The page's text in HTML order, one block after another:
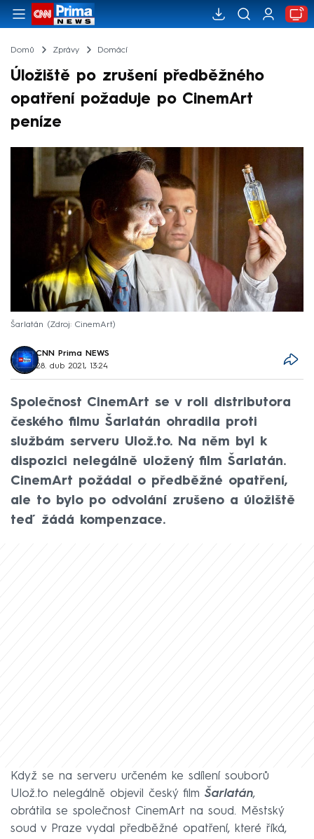
Domů Zprávy Domácí
Úložiště po zrušení předběžného
opatření požaduje po CinemArt
peníze
Šarlatán Zdroj: CinemArt
CNN Prima NEWS
28. dub 2021, 13:24
Společnost CinemArt se v roli distributora
českého filmu Šarlatán ohradila proti
službám serveru Ulož.to. Na něm byl k
dispozici nelegálně uložený film Šarlatán.
CinemArt požádal o předběžné opatření,
ale to bylo po odvolání zrušeno a úložiště
teď žádá kompenzace.
Když se na serveru určeném ke sdílení souborů
Ulož.to nelegálně objevil český film Šarlatán,
obrátila se společnost CinemArt na soud. Městský
soud v Praze vydal předběžné opatření, které říká,